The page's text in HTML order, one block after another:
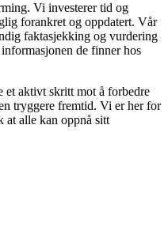
Vi investerer tid og
forankret og oppdatert. Vår
faktasjekking og vurdering
de finner hos
et aktivt skritt mot å forbedre
tryggere fremtid. Vi er her for
at alle kan oppnå sitt